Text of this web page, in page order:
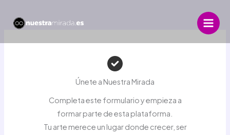
Únete a Nuestra Mirada
Completa este formulario y empieza a
formar parte de esta plataforma.
Tu arte merece un lugar donde crecer, ser